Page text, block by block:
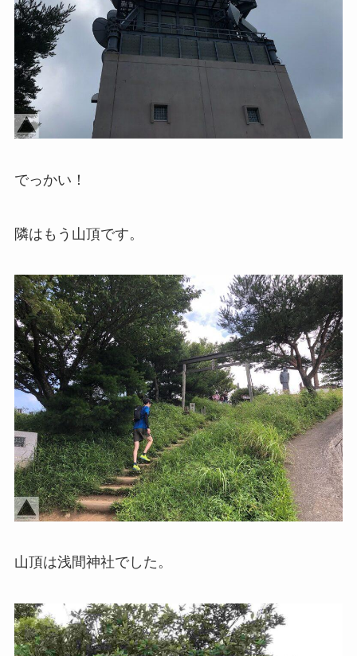
でっかい！
隣はもう山頂です。
山頂は浅間神社でした。